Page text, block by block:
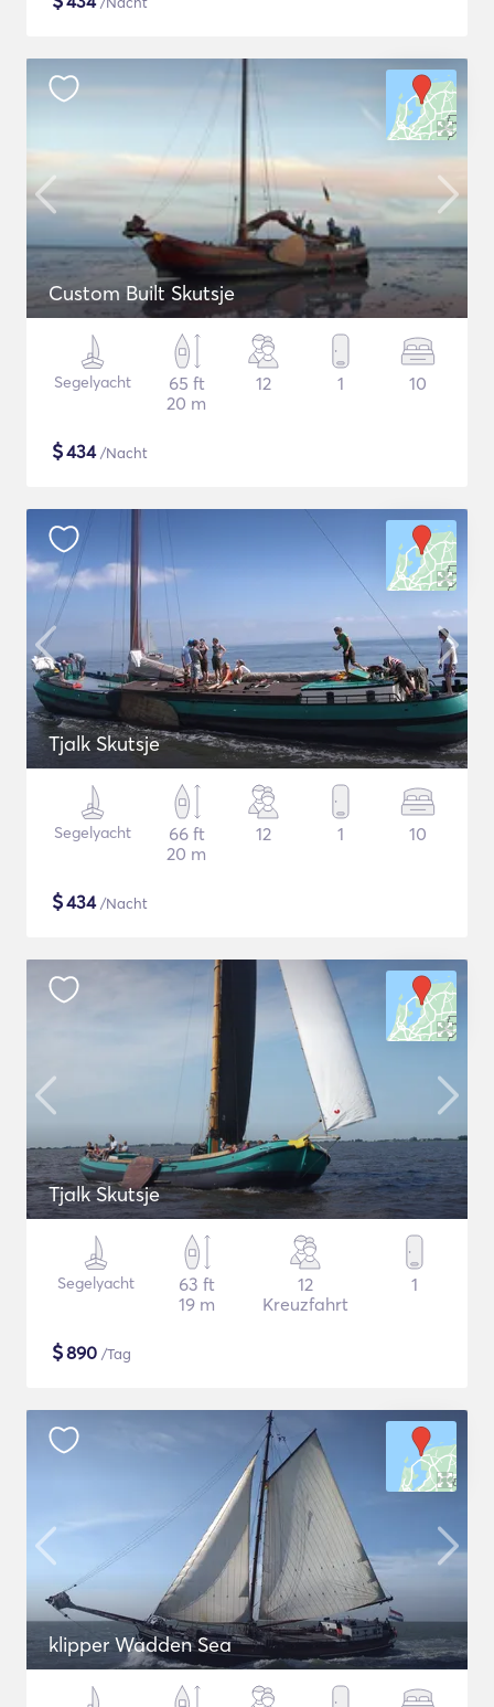
Custom Built Skutsje
Segelyacht
65 ft
20 m
12 1 10
$434/Nacht
Tjalk Skutsje
Segelyacht
66 ft
20 m
12 1 10
$434/Nacht
Tjalk Skutsje
Segelyacht
63 ft
19 m
12
Kreuzfahrt
1
$890 /Tag
klipper Wadden Sea